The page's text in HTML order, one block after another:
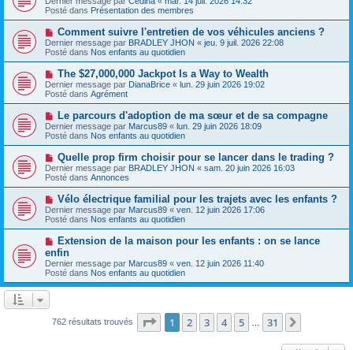
a
g
e
u
m
e
s
s
a
g
e
u
v
a
u
m
e
s
s
a
g
e
Posté dans Présentation des membres
N
o
u
v
e
u
m
e
s
a
g
e
Comment suivre l'entretien de vos véhicules anciens ?
Dernier message par BRADLEY JHON « jeu. 9 juil. 2026 22:08
Posté dans Nos enfants au quotidien
N
o
u
v
e
a
u
m
e
s
s
a
g
e
The $27,000,000 Jackpot Is a Way to Wealth
Dernier message par DianaBrice « lun. 29 juin 2026 19:02
Posté dans Agrément
N
o
u
v
a
u
m
e
s
s
a
g
e
Le parcours d'adoption de ma sœur et de sa compagne
Dernier message par Marcus89 « lun. 29 juin 2026 18:09
Posté dans Nos enfants au quotidien
N
o
u
v
e
u
m
e
s
a
g
e
Quelle prop firm choisir pour se lancer dans le trading ?
Dernier message par BRADLEY JHON « sam. 20 juin 2026 16:03
Posté dans Annonces
N
o
u
v
e
a
u
m
e
s
e
Vélo électrique familial pour les trajets avec les enfants ?
Dernier message par Marcus89 « ven. 12 juin 2026 17:06
Posté dans Nos enfants au quotidien
N
o
u
v
e
a
s
Extension de la maison pour les enfants : on se lance
enfin
Dernier message par Marcus89 « ven. 12 juin 2026 11:40
Posté dans Nos enfants au quotidien
762 résultats trouvés Page 1sur31
1 2 3 4 5 31